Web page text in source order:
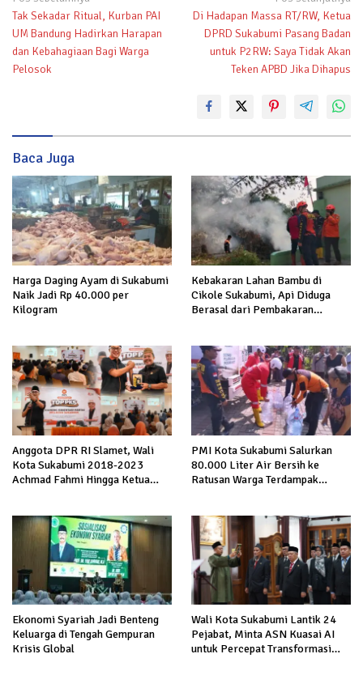
pos
Tak Sekadar Ritual, Kurban PAI
UM Bandung Hadirkan Harapan
dan Kebahagiaan Bagi Warga
Pelosok
Di Hadapan Massa RT/RW, Ketua
DPRD Sukabumi Pasang Badan
untuk P2RW: Saya Tidak Akan
Teken APBD Jika Dihapus
Baca Juga
Harga Daging Ayam di Sukabumi
Naik Jadi Rp 40.000 per
Kilogram
Kebakaran Lahan Bambu di
Cikole Sukabumi, Api Diduga
Berasal dari Pembakaran
Anggota DPR RI Slamet, Wali
Kota Sukabumi 2018-2023
Achmad Fahmi Hingga Ketua
Sukabumi
PMI Kota Sukabumi Salurkan
80.000 Liter Air Bersih ke
Ratusan Warga Terdampak
Ekonomi Syariah Jadi Benteng
Keluarga di Tengah Gempuran
Krisis Global
Wali Kota Sukabumi Lantik 24
Pejabat, Minta ASN Kuasai AI
untuk Percepat Transformasi